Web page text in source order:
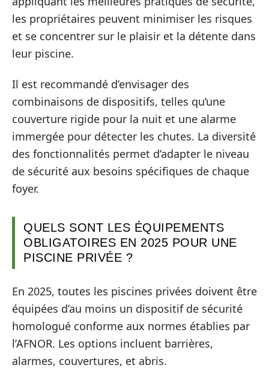
les propriétaires peuvent minimiser les risques
et se concentrer sur le plaisir et la détente dans
leur piscine.
Il est recommandé d’envisager des
combinaisons de dispositifs, telles qu’une
couverture rigide pour la nuit et une alarme
immergée pour détecter les chutes. La diversité
des fonctionnalités permet d’adapter le niveau
de sécurité aux besoins spécifiques de chaque
foyer.
QUELS SONT LES ÉQUIPEMENTS
OBLIGATOIRES EN 2025 POUR UNE
PISCINE PRIVÉE ?
En 2025, toutes les piscines privées doivent être
équipées d’au moins un dispositif de sécurité
homologué conforme aux normes établies par
l’AFNOR. Les options incluent barrières,
alarmes, couvertures, et abris.